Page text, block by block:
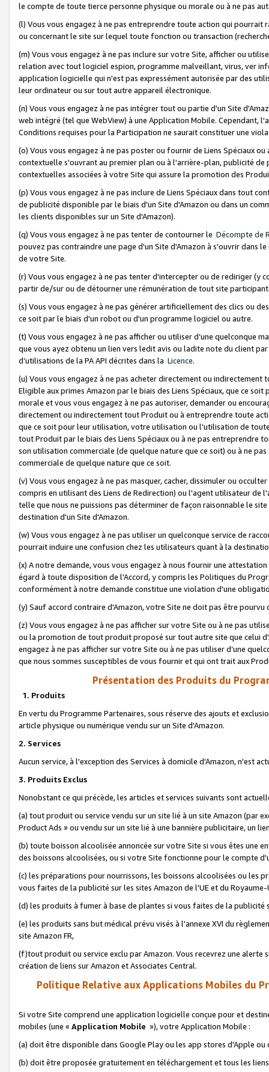
le compte de toute tierce personne physique ou morale ou à ne pas
(l) Vous vous engagez à ne pas entreprendre toute action qui
ou concernant le site sur lequel toute fonction ou transaction
(m) Vous vous engagez à ne pas inclure sur votre Site, afficher ou
relation avec tout logiciel espion, programme malveillant, virus, ver
application logicielle qui n'est pas expressément autorisée par des
leur ordinateur ou sur tout autre appareil électronique.
(n) Vous vous engagez à ne pas intégrer tout ou partie d'un Site
web intégré (tel que WebView) à une Application Mobile. Cependant,
Conditions requises pour la Participation ne saurait constituer une
(o) Vous vous engagez à ne pas poster ou fournir de Liens Spéciaux
contextuelle s'ouvrant au premier plan ou à l'arrière-plan, publicité
contextuelles associées à votre Site qui assure la promotion des
(p) Vous vous engagez à ne pas inclure de Liens Spéciaux dans tout
de publicité disponible par le biais d'un Site d'Amazon ou dans un
les clients disponibles sur un Site d'Amazon).
(q) Vous vous engagez à ne pas tenter de contourner le Décompte de
pouvez pas contraindre une page d'un Site d'Amazon à s'ouvrir dans
de votre Site.
(r) Vous vous engagez à ne pas tenter d'intercepter ou de rediriger
partir de/sur ou de détourner une rémunération de tout site
(s) Vous vous engagez à ne pas générer artificiellement des clics ou
ce soit par le biais d'un robot ou d'un programme logiciel ou autre.
(t) Vous vous engagez à ne pas afficher ou utiliser d’une quelconque
que vous ayez obtenu un lien vers ledit avis ou ladite note du client
d’utilisations de la PA API décrites dans la Licence.
(u) Vous vous engagez à ne pas acheter directement ou
Eligible aux primes Amazon par le biais des Liens Spéciaux, que ce
morale et vous vous engagez à ne pas autoriser, demander ou
directement ou indirectement tout Produit ou à entreprendre toute
que ce soit pour leur utilisation, votre utilisation ou l'utilisation de
tout Produit par le biais des Liens Spéciaux ou à ne pas entreprendre
son utilisation commerciale (de quelque nature que ce soit) ou à ne
commerciale de quelque nature que ce soit.
(v) Vous vous engagez à ne pas masquer, cacher, dissimuler ou
compris en utilisant des Liens de Redirection) ou l'agent utilisateur
telle que nous ne puissions pas déterminer de façon raisonnable le
destination d'un Site d'Amazon.
(w) Vous vous engagez à ne pas utiliser un quelconque service de
pourrait induire une confusion chez les utilisateurs quant à la
(x) A notre demande, vous vous engagez à nous fournir une
égard à toute disposition de l'Accord, y compris les Politiques du
conformément à notre demande constitue une violation d'une
(y) Sauf accord contraire d'Amazon, votre Site ne doit pas être
(z) Vous vous engagez à ne pas afficher sur votre Site ou à ne pas
ou la promotion de tout produit proposé sur tout autre site que celui
engagez à ne pas afficher sur votre Site ou à ne pas utiliser d’une
que nous sommes susceptibles de vous fournir et qui ont trait aux
Présentation des Produits du
1. Produits
En vertu du Programme Partenaires, sous réserve des ajouts et
article physique ou numérique vendu sur un Site d'Amazon.
2. Services
Aucun service, à l'exception des Services à domicile d'Amazon, n'est
3. Produits Exclus
Nonobstant ce qui précède, les articles et services suivants sont
(a) tout produit ou service vendu sur un site lié à un site Amazon (par
Product Ads » ou vendu sur un site lié à une bannière publicitaire, un
(b) toute boisson alcoolisée annoncée sur votre Site si vous êtes une
des boissons alcoolisées, ou si votre Site fonctionne pour le compte
(c) les préparations pour nourrissons, les boissons alcoolisées ou les
vous faites de la publicité sur les sites Amazon de l'UE et du Royaume-
(d) les produits à fumer à base de plantes si vous faites de la publicité
(e) les produits sans but médical prévu visés à l'annexe XVI du
site Amazon FR,
(f)tout produit ou service exclu par Amazon. Vous recevrez une alerte
création de liens sur Amazon et Associates Central.
Politique Relative aux Applications Mobiles du
Si votre Site comprend une application logicielle conçue pour et
mobiles (une « Application Mobile »), votre Application Mobile :
(a) doit être disponible dans Google Play ou les app stores d'Apple ou
(b) doit être proposée gratuitement en téléchargement et tous les